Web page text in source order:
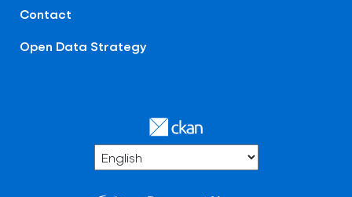
Contact
Open Data Strategy